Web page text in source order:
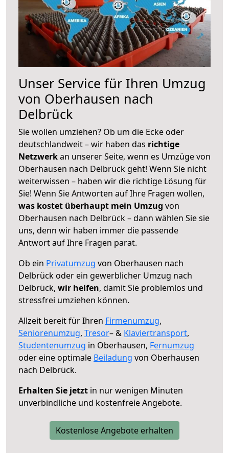
Unser Service für Ihren Umzug
von Oberhausen nach
Delbrück
Sie wollen umziehen? Ob um die Ecke oder
deutschlandweit – wir haben das richtige
Netzwerkan unserer Seite, wenn es Umzüge von
Oberhausen nach Delbrück geht! Wenn Sie nicht
weiterwissen – haben wir die richtige Lösung für
Sie! Wenn Sie Antworten auf Ihre Fragen wollen,
was kostet überhaupt mein Umzug von
Oberhausen nach Delbrück – dann wählen Sie sie
uns, denn wir haben immer die passende
Antwort auf Ihre Fragen parat.
Ob ein Privatumzug von Oberhausen nach
Delbrück oder ein gewerblicher Umzug nach
Delbrück, wir helfen, damit Sie problemlos und
stressfrei umziehen können.
Allzeit bereit für Ihren Firmenumzug,
Seniorenumzug, Tresor– & Klaviertransport,
Studentenumzug in Oberhausen, Fernumzug
oder eine optimale Beiladung von Oberhausen
nach Delbrück.
Erhalten Sie jetzt in nur wenigen Minuten
unverbindliche und kostenfreie Angebote.
Kostenlose Angebote erhalten